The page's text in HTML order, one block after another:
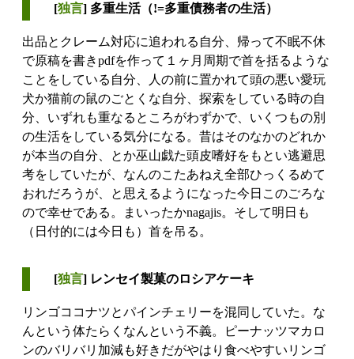
[独言] 多重生活（!=多重債務者の生活）
出品とクレーム対応に追われる自分、帰って不眠不休
で原稿を書きpdfを作って１ヶ月周期で首を括るような
ことをしている自分、人の前に置かれて頭の悪い愛玩
犬か猫前の鼠のごとくな自分、探索をしている時の自
分、いずれも重なるところがわずかで、いくつもの別
の生活をしている気分になる。昔はそのなかのどれか
が本当の自分、とか巫山戯た頭皮嗜好をもとい逃避思
考をしていたが、なんのこたあねえ全部ひっくるめて
おれだろうが、と思えるようになった今日このごろな
ので幸せである。まいったかnagajis。そして明日も
（日付的には今日も）首を吊る。
[独言] レンセイ製菓のロシアケーキ
リンゴココナツとパインチェリーを混同していた。な
んという体たらくなんという不義。ピーナッツマカロ
ンのバリバリ加減も好きだがやはり食べやすいリンゴ